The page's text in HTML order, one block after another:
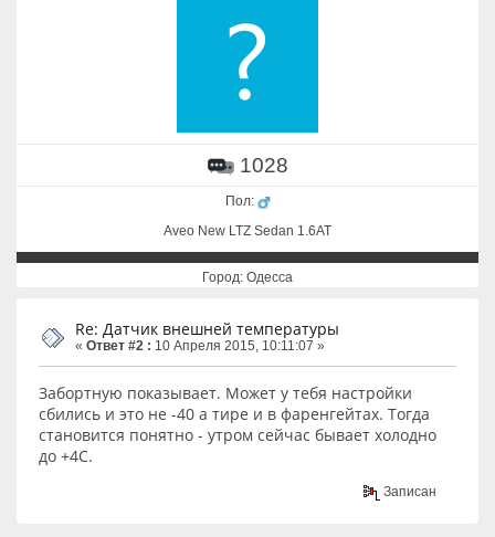
1028
Пол:
Aveo New LTZ Sedan 1.6AT
Город: Одесса
Re: Датчик внешней температуры
« Ответ #2 : 10 Апреля 2015, 10:11:07 »
Забортную показывает. Может у тебя настройки
сбились и это не -40 а тире и в фаренгейтах. Тогда
становится понятно - утром сейчас бывает холодно
до +4С.
Записан